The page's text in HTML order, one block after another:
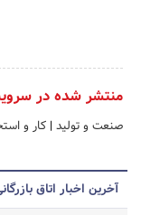
منتشر شده در
صنعت و تولید | کار و
آخرین اخبار اتاق